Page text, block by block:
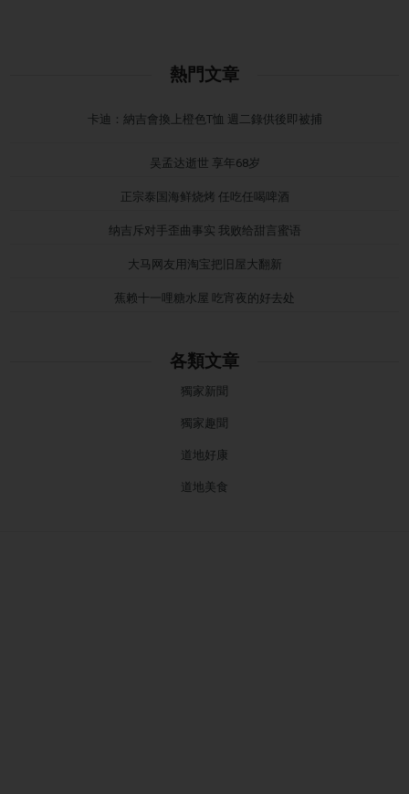
熱門文章
卡迪：納吉會換上橙色T恤 週二錄供後即被捕
吴孟达逝世 享年68岁
正宗泰国海鲜烧烤 任吃任喝啤酒
纳吉斥对手歪曲事实 我败给甜言蜜语
大马网友用淘宝把旧屋大翻新
蕉赖十一哩糖水屋 吃宵夜的好去处
各類文章
獨家新聞
獨家趣聞
道地好康
道地美食